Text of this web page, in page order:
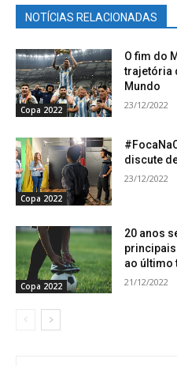
NOTÍCIAS RELACIONADAS
Copa 2022
O fim do
trajetória
Mundo
23/12/2022
Copa 2022
discute
23/12/2022
Copa 2022
20 anos
ao último
21/12/2022